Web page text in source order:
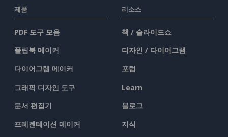
제품
PDF 도구 모음
플립북 메이커
다이어그램 메이커
그래픽 디자인 도구
문서 편집기
프레젠테이션 메이커
리소스
책 / 슬라이드쇼
디자인 / 다이어그램
포럼
Learn
블로그
지식